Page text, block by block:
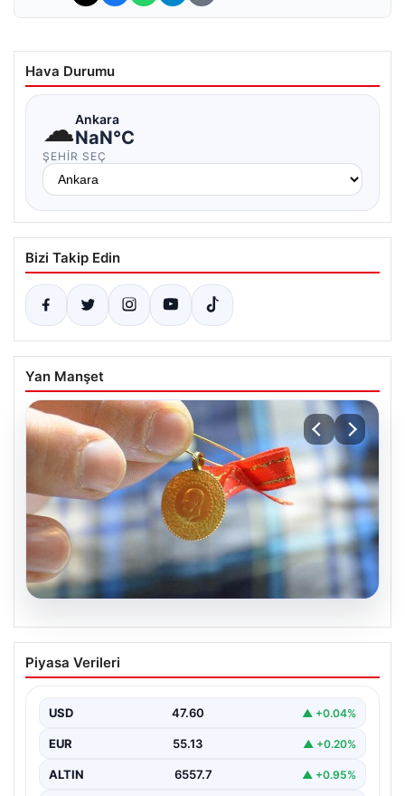
Hava Durumu
☁Ankara
NaN°C
ŞEHIR SEÇ
Bizi Takip Edin
Yan Manşet
05.08.2026
Altın fiyatları canlı 8 Nisan 2026: Altın
fiyatları ne kadar oldu? Gram, çeyrek,
fiyatları
Piyasa Verileri
USD 47.60 ▲ +0.04%
EUR 55.13 ▲ +0.20%
ALTIN 6557.7 ▲ +0.95%